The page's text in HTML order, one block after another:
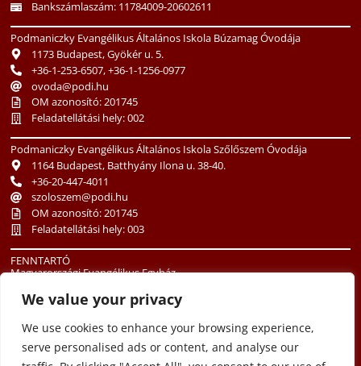
We value your privacy
We use cookies to enhance your browsing experience,
serve personalised ads or content, and analyse our
Bankszámlaszám: 11784009-20602611
Podmaniczky Evangélikus Általános Iskola Búzamag Óvodája
1173 Budapest, Gyökér u. 5.
+36-1-253-6507, +36-1-1256-0977
ovoda@podi.hu
OM azonosító: 201745
Feladatellátási hely: 002
Podmaniczky Evangélikus Általános Iskola Szőlőszem Óvodája
1164 Budapest, Batthyány Ilona u. 38-40.
+36-20-447-4011
szoloszem@podi.hu
OM azonosító: 201745
Feladatellátási hely: 003
FENNTARTÓ
Magyarországi Evangélikus Egyház
+36-1-486-3513
oktatas@lutheran.hu